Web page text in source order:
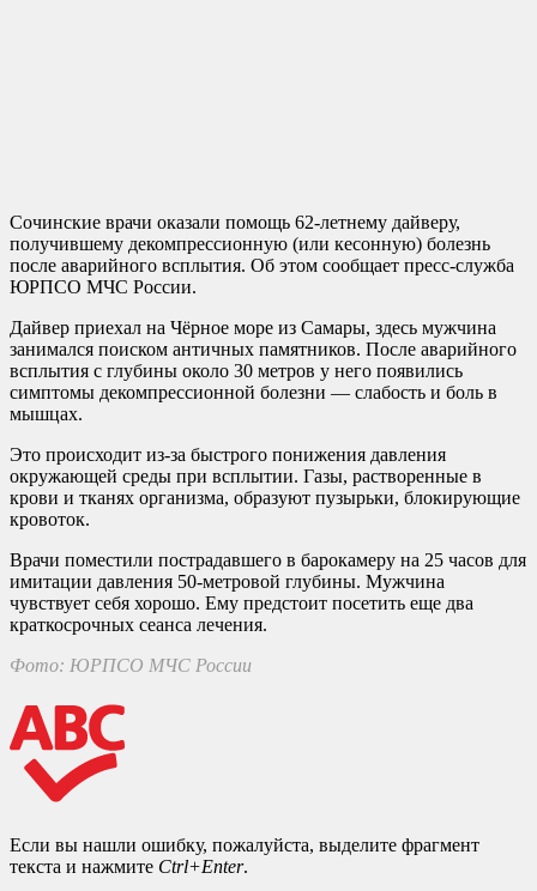
Сочинские врачи оказали помощь 62-летнему дайверу,
получившему декомпрессионную (или кесонную) болезнь
после аварийного всплытия. Об этом сообщает пресс-служба
ЮРПСО МЧС России.
Дайвер приехал на Чёрное море из Самары, здесь мужчина
занимался поиском античных памятников. После аварийного
всплытия с глубины около 30 метров у него появились
симптомы декомпрессионной болезни — слабость и боль в
мышцах.
Это происходит из-за быстрого понижения давления
окружающей среды при всплытии. Газы, растворенные в
крови и тканях организма, образуют пузырьки, блокирующие
кровоток.
Врачи поместили пострадавшего в барокамеру на 25 часов для
имитации давления 50-метровой глубины. Мужчина
чувствует себя хорошо. Ему предстоит посетить еще два
краткосрочных сеанса лечения.
Фото: ЮРПСО МЧС России
Если вы нашли ошибку, пожалуйста, выделите фрагмент
текста и нажмите Ctrl+Enter.